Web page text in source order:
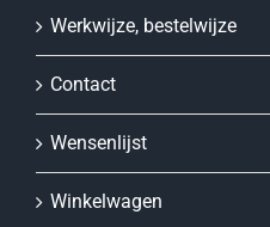
Werkwijze, bestelwijze
Contact
Wensenlijst
Winkelwagen